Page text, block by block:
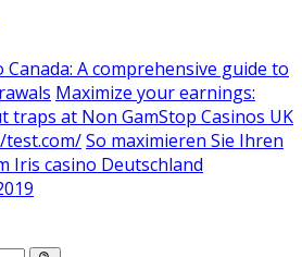
A comprehensive guide to
Maximize your earnings:
traps at Non GamStop Casinos UK
test.com/So maximieren Sie Ihren
Iris casino Deutschland